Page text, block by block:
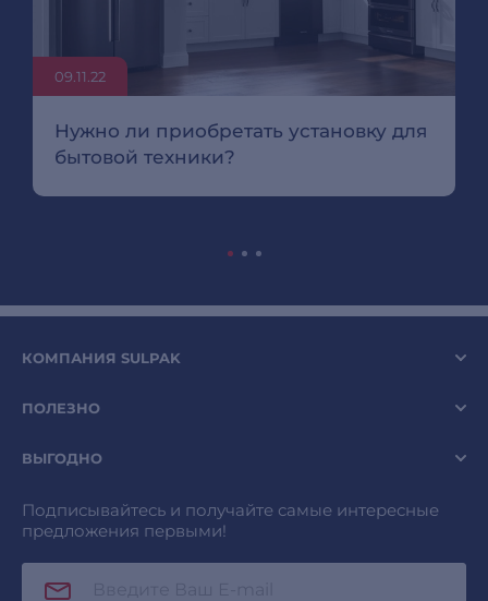
09.11.22
Нужно ли приобретать установку для
бытовой техники?
КОМПАНИЯ SULPAK
ПОЛЕЗНО
ВЫГОДНО
Подписывайтесь и получайте самые интересные
предложения первыми!